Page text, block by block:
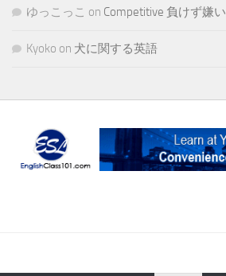
ゆっこっこ on Competitive 負けず嫌い
Kyoko on 犬に関する英語